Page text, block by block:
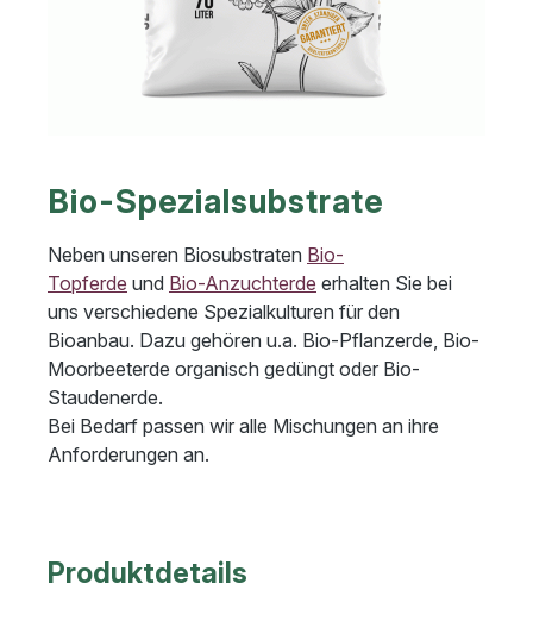
Bio-Spezialsubstrate
Neben unseren Biosubstraten Bio-
Topferde und Bio-Anzuchterde erhalten Sie bei
uns verschiedene Spezialkulturen für den
Bioanbau. Dazu gehören u.a. Bio-Pflanzerde, Bio-
Moorbeeterde organisch gedüngt oder Bio-
Staudenerde.
Bei Bedarf passen wir alle Mischungen an ihre
Anforderungen an.
Produktdetails